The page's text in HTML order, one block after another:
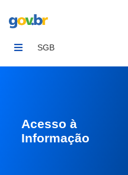
SGB
Acesso à
Informação